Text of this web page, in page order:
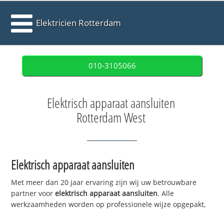
Elektricien Rotterdam
010-3105066
Elektrisch apparaat aansluiten
Rotterdam West
Elektrisch apparaat aansluiten
Met meer dan 20 jaar ervaring zijn wij uw betrouwbare
partner voorelektrisch apparaat aansluiten. Alle
werkzaamheden worden op professionele wijze opgepakt,